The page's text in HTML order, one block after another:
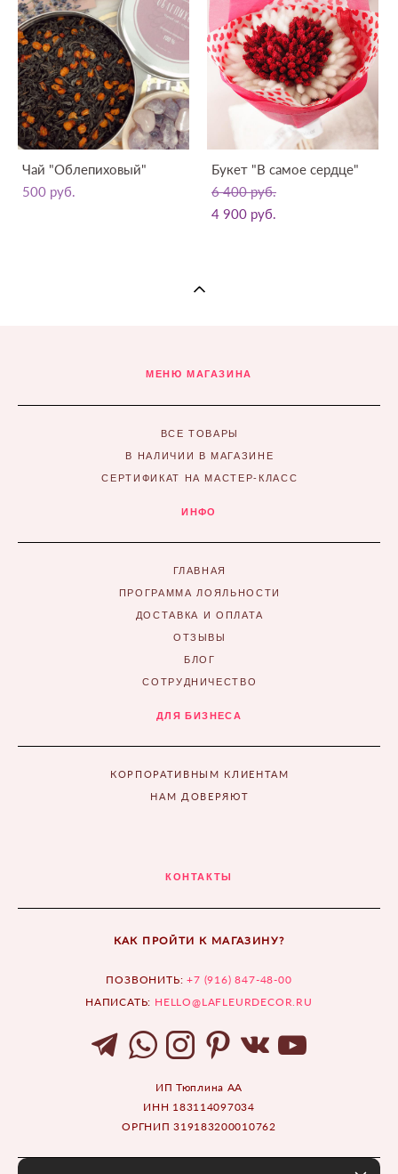
Чай "Облепиховый"
500 pуб.
Букет "В самое сердце"
6 400 pуб.
4 900 pуб.
МЕНЮ МАГАЗИНА
ВСЕ ТОВАРЫ
В НАЛИЧИИ В МАГАЗИНЕ
СЕРТИФИКАТ НА МАСТЕР-КЛАСС
ИНФО
ГЛАВНАЯ
ПРОГРАММА ЛОЯЛЬНОСТИ
ДОСТАВКА И ОПЛАТА
ОТЗЫВЫ
БЛОГ
СОТРУДНИЧЕСТВО
ДЛЯ БИЗНЕСА
КОРПОРАТИВНЫМ КЛИЕНТАМ
НАМ ДОВЕРЯЮТ
КОНТАКТЫ
КАК ПРОЙТИ К МАГАЗИНУ?
ПОЗВОНИТЬ:+7 (916) 847-48-00
НАПИСАТЬ: HELLO@LAFLEURDECOR.RU
ИП Тюплина АА
ИНН 183114097034
ОРГНИП 319183200010762